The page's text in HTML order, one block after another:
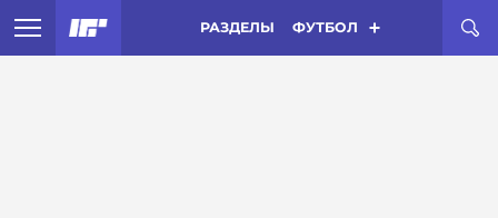
РАЗДЕЛЫ ФУТБОЛ